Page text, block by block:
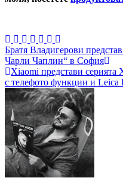
Навигация
Братя Владигерови
Чарли Чаплин“ в София
Xiaomi представи
с телефото функции и Leica